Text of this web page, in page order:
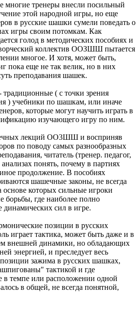
тренеры внесли посильный
этой народной игры, но еще
в русские шашки сумели поведать о
игры своим потомкам. Как
голод в методических пособиях и
коллектив ООЗШШ пытается
многое. И хотя, может быть,
пока еще не так велик, но в них
преподавания шашек.
( с точки зрения
) учебники по шашкам, или иначе
которые могут научить играть в
изучающего игру по ним.
лекций ОО3ШШ и восприняв
по поводу самых разнообразных
читатель (тренер. педагог,
понять, почему в партиях
продолжение. В пособиях
шашечные законы, не всегда
которых сильные игроки
борьбы, где наиболее полно
динамических сил в игре.
позиции в русских
играет тактика, может быть даже и в
внешней динамики, но обладающих
энергией, и преследует весь
зажима в русских шашках,
тактикой и где
в темпе или расположении одной
в общей, не всегда понятной,